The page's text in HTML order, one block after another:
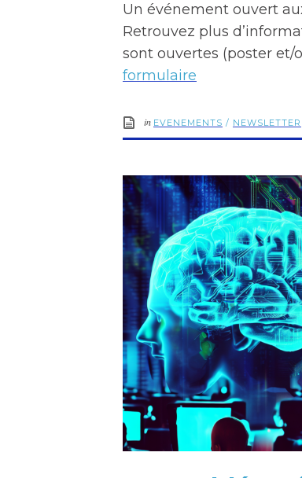
Un événement ouvert
Retrouvez plus
sont ouvertes (poster et/
formulaire
in EVENEMENTS / NEWSLETTER